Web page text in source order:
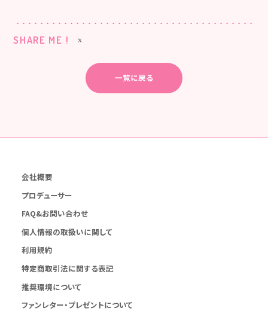
SHARE ME !
一覧に戻る
会社概要
プロデューサー
FAQ&お問い合わせ
個人情報の取扱いに関して
利用規約
特定商取引法に関する表記
推奨環境について
ファンレター・プレゼントについて